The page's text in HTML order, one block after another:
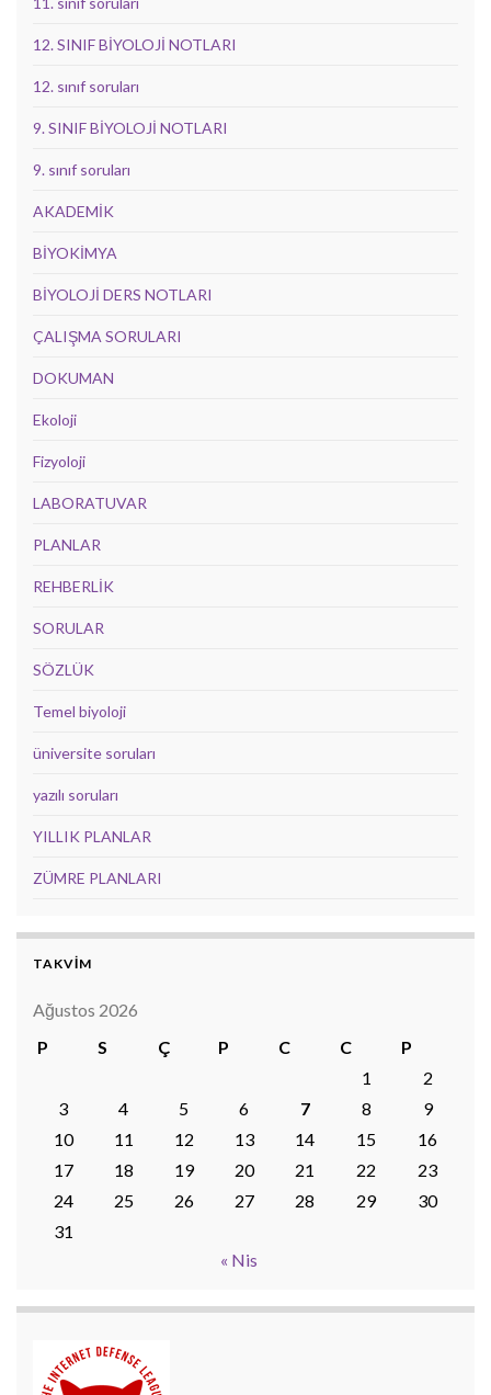
12. SINIF BİYOLOJİ NOTLARI
12. sınıf soruları
9. SINIF BİYOLOJİ NOTLARI
9. sınıf soruları
AKADEMİK
BİYOKİMYA
BİYOLOJİ DERS NOTLARI
ÇALIŞMA SORULARI
DOKUMAN
Ekoloji
Fizyoloji
LABORATUVAR
PLANLAR
REHBERLİK
SORULAR
SÖZLÜK
Temel biyoloji
üniversite soruları
yazılı soruları
YILLIK PLANLAR
ZÜMRE PLANLARI
TAKVİM
Ağustos 2026
P
S Ç P C C
P
1
2
3
4 5 6 7 8
9
10
11 12 13 14 15
16
17
18 19 20 21 22
23
24
25 26 27 28 29
30
31
« Nis